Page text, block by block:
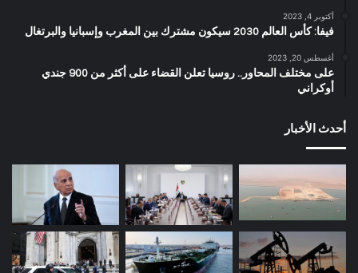
أكتوبر 4, 2023
فيفا: كأس العالم 2030 سيكون مشترك بين المغرب وإسبانيا والبرتغال
أغسطس 20, 2023
على مختلف المحاور.. روسيا تعلن القضاء على أكثر من 900 جندي
أوكراني
أحدث الأخبار